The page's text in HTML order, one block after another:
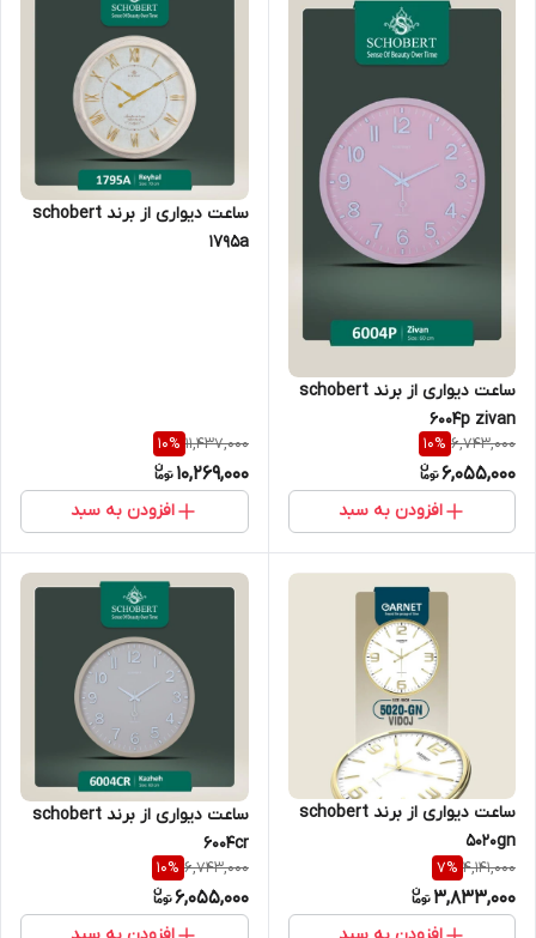
ساعت دیواری از برند schobert
6004p zivan
6,743,000
10%
6,055,000
افزودن به سبد
ساعت دیواری از برند schobert
1795a
11,437,000
10%
10,269,000
افزودن به سبد
ساعت دیواری از برند schobert
5020gn
4,141,000
7%
3,833,000
ساعت دیواری از برند schobert
6004cr
6,743,000
10%
6,055,000